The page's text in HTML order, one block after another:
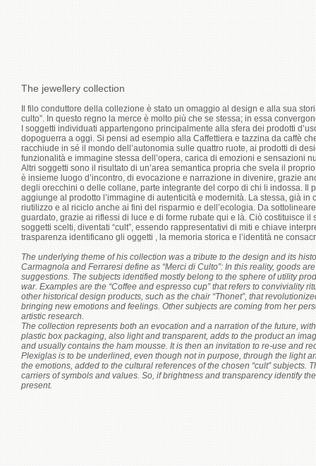
The jewellery collection
Il filo conduttore della collezione è stato un omaggio al design e alla sua
culto”. In questo regno la merce è molto più che se stessa; in essa
I soggetti individuati appartengono principalmente alla sfera dei prodotti
dopoguerra a oggi. Si pensi ad esempio alla Caffettiera e tazzina da caffè
racchiude in sé il mondo dell’autonomia sulle quattro ruote, ai prodotti di
funzionalità e immagine stessa dell’opera, carica di emozioni e sensazioni
Altri soggetti sono il risultato di un’area semantica propria che svela il
è insieme luogo d’incontro, di evocazione e narrazione in divenire, grazie
degli orecchini o delle collane, parte integrante del corpo di chi li indossa. Il
aggiunge al prodotto l’immagine di autenticità e modernità. La stessa, già
riutilizzo e al riciclo anche ai fini del risparmio e dell’ecologia. Da
guardato, grazie ai riflessi di luce e di forme rubate qui e là. Ciò costituisce
soggetti scelti, diventati “cult”, essendo rappresentativi di miti e chiave
trasparenza identificano gli oggetti , la memoria storica e l’identità ne
The underlying theme of his collection was a tribute to the design and its
Carmagnola and Ferraresi define as “Merci di Culto”: In this reality, goods
suggestions. The subjects identified mostly belong to the sphere of utility
war. Examples are the “Coffee and espresso cup” that refers to conviviality
other historical design products, such as the chair “Thonet”, that
bringing new emotions and feelings. Other subjects are coming from her
artistic research.
The collection represents both an evocation and a narration of the future,
plastic box packaging, also light and transparent, adds to the product an
and usually contains the ham mousse. It is then an invitation to re-use and
Plexiglas is to be underlined, even though not in purpose, through the light
the emotions, added to the cultural references of the chosen “cult”
carriers of symbols and values. So, if brightness and transparency identify
present.